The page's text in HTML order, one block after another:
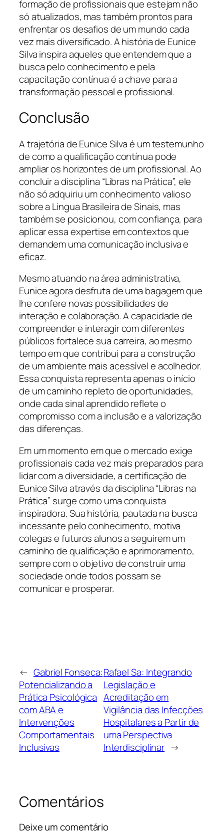
formação de profissionais que estejam não
só atualizados, mas também prontos para
enfrentar os desafios de um mundo cada
vez mais diversificado. A história de Eunice
Silva inspira aqueles que entendem que a
busca pelo conhecimento e pela
capacitação contínua é a chave para a
transformação pessoal e profissional.
Conclusão
A trajetória de Eunice Silva é um testemunho
de como a qualificação contínua pode
ampliar os horizontes de um profissional. Ao
concluir a disciplina “Libras na Prática”, ele
não só adquiriu um conhecimento valioso
sobre a Língua Brasileira de Sinais, mas
também se posicionou, com confiança, para
aplicar essa expertise em contextos que
demandem uma comunicação inclusiva e
eficaz.
Mesmo atuando na área administrativa,
Eunice agora desfruta de uma bagagem que
lhe confere novas possibilidades de
interação e colaboração. A capacidade de
compreender e interagir com diferentes
públicos fortalece sua carreira, ao mesmo
tempo em que contribui para a construção
de um ambiente mais acessível e acolhedor.
Essa conquista representa apenas o início
de um caminho repleto de oportunidades,
onde cada sinal aprendido reflete o
compromisso com a inclusão e a valorização
das diferenças.
Em um momento em que o mercado exige
profissionais cada vez mais preparados para
lidar com a diversidade, a certificação de
Eunice Silva através da disciplina “Libras na
Prática” surge como uma conquista
inspiradora. Sua história, pautada na busca
incessante pelo conhecimento, motiva
colegas e futuros alunos a seguirem um
caminho de qualificação e aprimoramento,
sempre com o objetivo de construir uma
sociedade onde todos possam se
comunicar e prosperar.
← Gabriel Fonseca:
Potencializando a
Prática Psicológica
com ABA e
Intervenções
Comportamentais
Inclusivas
Rafael Sa: Integrando
Legislação e
Acreditação em
Vigilância das Infecções
Hospitalares a Partir de
uma Perspectiva
Interdisciplinar →
Comentários
Deixe um comentário